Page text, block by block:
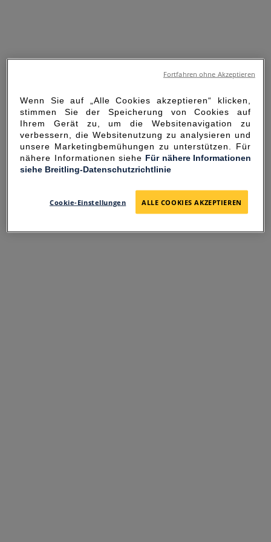
SORRY FOR THE
INCONVENIENCE
Wenn Sie auf „Alle Cookies akzeptieren“ klicken,
stimmen Sie der Speicherung von Cookies auf
Ihrem Gerät zu, um die Websitenavigation zu
verbessern, die Websitenutzung zu analysieren und
unsere Marketingbemühungen zu unterstützen. Für
nähere Informationen siehe Für nähere Informationen
siehe Breitling-Datenschutzrichtlinie
Cookie-Einstellungen ALLE COOKIES AKZEPTIEREN
Fortfahren ohne Akzeptieren